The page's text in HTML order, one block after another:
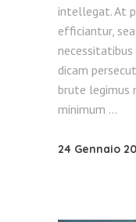
intellegat. At
efficiantur,
dicam
brute legimus
minimum
24 Gennaio